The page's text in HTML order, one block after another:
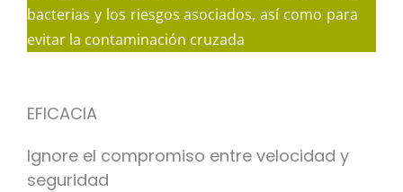
bacterias y los riesgos asociados, así como para
evitar la contaminación cruzada
EFICACIA
Ignore el compromiso entre velocidad y
seguridad